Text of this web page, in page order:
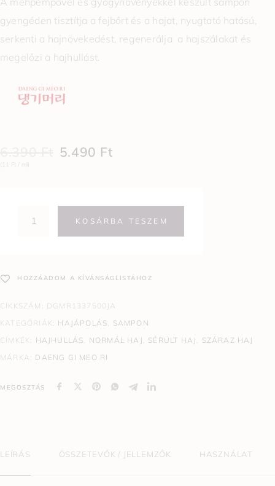
gyengéden tisztítja a fejbőrt és a hajat, nyugtató hatású,
serkenti a hajnövekedést, regenerálja a hajszálakat és
megelőzi a hajhullást.
5.490 Ft
(11 Ft / ml)
KOSÁRBA TESZEM
HOZZÁADOM A KÍVÁNSÁGLISTÁHOZ
CIKKSZÁM: DGMR1337500JA
KATEGÓRIÁK: HAJÁPOLÁS, SAMPON
CÍMKÉK: HAJHULLÁS, NORMÁL HAJ , SÉRÜLT HAJ , SZÁRAZ HAJ
MÁRKA: DAENG GI MEO RI
MEGOSZTÁS
LEÍRÁS ÖSSZETEVŐK / JELLEMZŐK HASZNÁLAT